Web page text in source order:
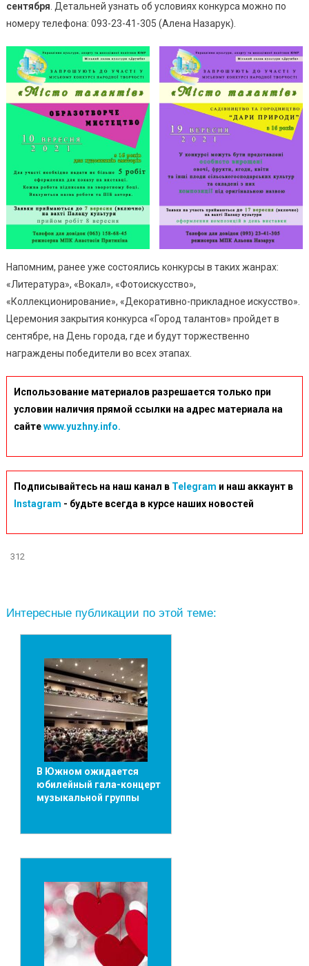
сентября. Детальней узнать об условиях конкурса можно по
номеру телефона: 093-23-41-305 (Алена Назарук).
Напомним, ранее уже состоялись конкурсы в таких жанрах:
«Литература», «Вокал», «Фотоискусство»,
«Коллекционирование», «Декоративно-прикладное искусство».
Церемония закрытия конкурса «Город талантов» пройдет в
сентябре, на День города, где и будут торжественно
награждены победители во всех этапах.
Использование материалов разрешается только при
условии наличия прямой ссылки на адрес материала на
сайтеwww.yuzhny.info.
Подписывайтесь на наш канал в Telegram и наш аккаунт в
Instagram - будьте всегда в курсе наших новостей
312
Интересные публикации по этой теме:
В Южном ожидается
юбилейный гала-концерт
музыкальной группы